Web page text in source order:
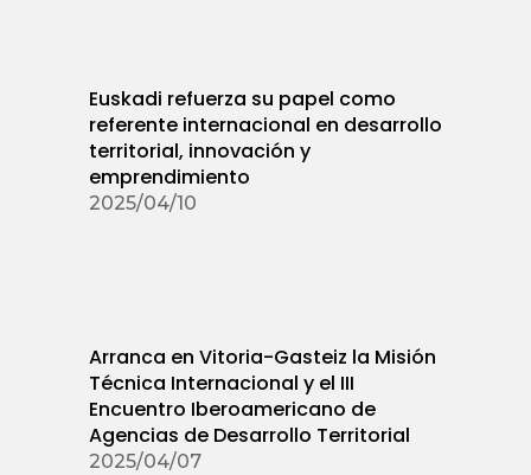
Euskadi refuerza su papel como
referente internacional en desarrollo
territorial, innovación y
emprendimiento
2025/04/10
Arranca en Vitoria-Gasteiz la Misión
Técnica Internacional y el III
Encuentro Iberoamericano de
Agencias de Desarrollo Territorial
2025/04/07